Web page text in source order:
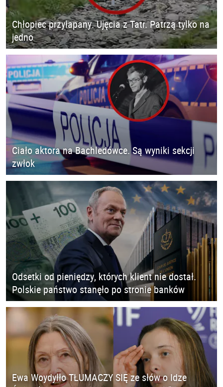
Chłopiec przyłapany. Ujęcia z Tatr. Patrzą tylko na
jedno
Ciało aktora na Bachledówce. Są wyniki sekcji
zwłok
Odsetki od pieniędzy, których klient nie dostał.
Polskie państwo stanęło po stronie banków
Ewa Woydyłło TŁUMACZY SIĘ ze słów o Idze